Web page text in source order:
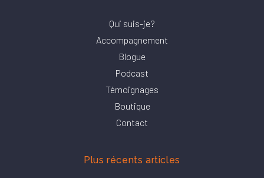
Qui suis-je?
Accompagnement
Blogue
Podcast
Témoignages
Boutique
Contact
Plus récents articles